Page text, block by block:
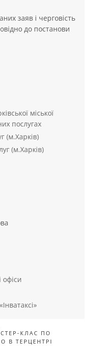
заяв і черговість
до постанови
міської
послугах
(м.Харків)
(м.Харків)
офіси
КЛАС ПО
В ТЕРЦЕНТРІ